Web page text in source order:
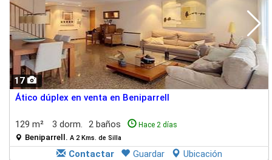
17
Ático dúplex en venta en Beniparrell
129 m² 3 dorm. 2 baños Hace 2 días
Beniparrell. A 2 Kms. de Silla
Contactar Guardar Ubicación